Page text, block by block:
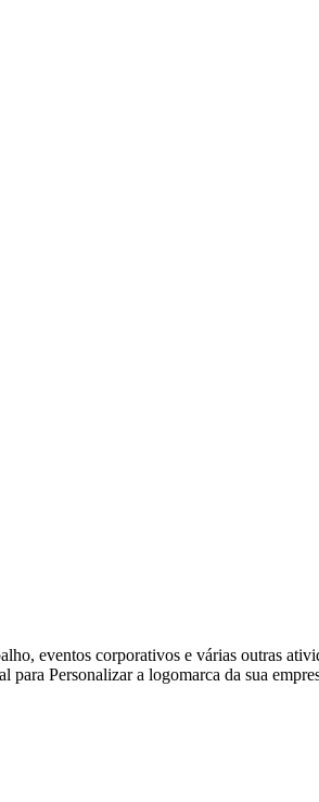
eventos corporativos e várias outras
Personalizar a logomarca da sua